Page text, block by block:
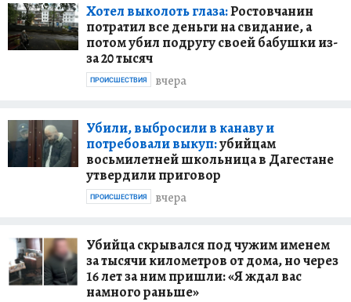
Хотел выколоть глаза:Ростовчанин
потратил все деньги на свидание, а
потом убил подругу своей бабушки из-
за 20 тысяч
вчера
ПРОИСШЕСТВИЯ
Убили, выбросили в канаву и
потребовали выкуп:убийцам
восьмилетней школьница в Дагестане
утвердили приговор
вчера
ПРОИСШЕСТВИЯ
Убийца скрывался под чужим именем
за тысячи километров от дома, но через
16 лет за ним пришли: «Я ждал вас
намного раньше»